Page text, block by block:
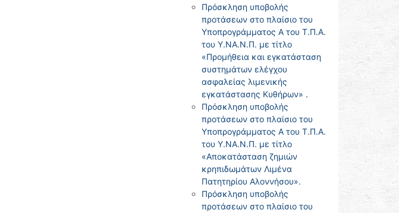
Πρόσκληση υποβολής
προτάσεων στο πλαίσιο του
Υποπρογράμματος Α του Τ.Π.Α.
του Υ.ΝΑ.Ν.Π. με τίτλο
«Προμήθεια και εγκατάσταση
συστημάτων ελέγχου
ασφαλείας λιμενικής
εγκατάστασης Κυθήρων» .
Πρόσκληση υποβολής
προτάσεων στο πλαίσιο του
Υποπρογράμματος Α του Τ.Π.Α.
του Υ.ΝΑ.Ν.Π. με τίτλο
«Αποκατάσταση ζημιών
κρηπιδωμάτων Λιμένα
Πατητηρίου Αλοννήσου».
Πρόσκληση υποβολής
προτάσεων στο πλαίσιο του